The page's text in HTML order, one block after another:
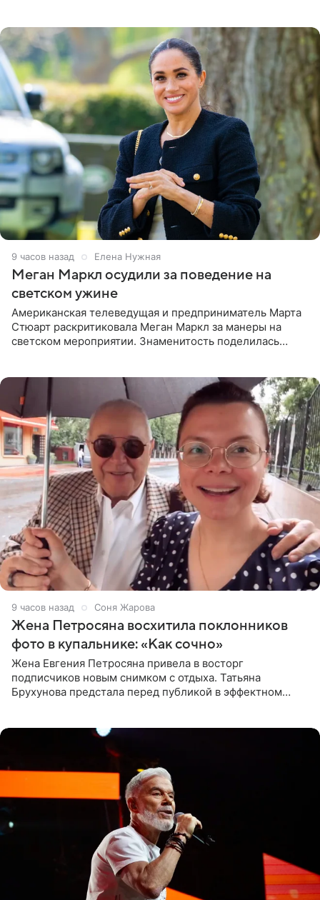
9 часов назад Елена Нужная
Меган Маркл осудили за поведение на
светском ужине
Американская телеведущая и предприниматель Марта
Стюарт раскритиковала Меган Маркл за манеры на
светском мероприятии. Знаменитость поделилась
9 часов назад Соня Жарова
Жена Петросяна восхитила поклонников
фото в купальнике: «Как сочно»
Жена Евгения Петросяна привела в восторг
подписчиков новым снимком с отдыха. Татьяна
Брухунова предстала перед публикой в эффектном